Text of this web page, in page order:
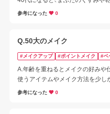
えてきやすく、
今回は、目元を明るく見せて自然
なおさまの目元のお悩みに合わせ
い。
参考になった 0
Q.50大のメイク
#メイクアップ #ポイントメイク #ベ
A.年齢を重ねるとメイクの好みや
使うアイテムやメイク方法を少し
に仕上げることができます。
参考になった 0